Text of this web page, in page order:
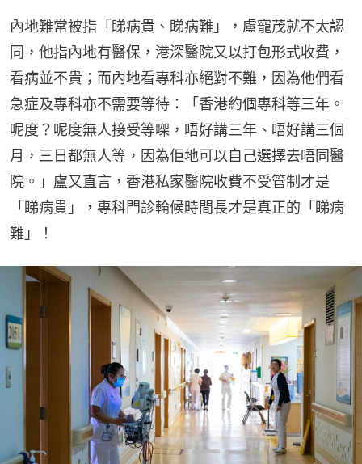
內地難常被指「睇病貴、睇病難」，盧寵茂就不太認
同，他指內地有醫保，港深醫院又以打包形式收費，
看病並不貴；而內地看專科亦絕對不難，因為他們看
急症及專科亦不需要等待：「香港約個專科等三年。
呢度？呢度無人接受等㗎，唔好講三年、唔好講三個
月，三日都無人等，因為佢地可以自己選擇去唔同醫
院。」盧又直言，香港私家醫院收費不受管制才是
「睇病貴」，專科門診輪候時間長才是真正的「睇病
難」！